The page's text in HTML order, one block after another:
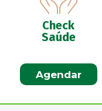
Check
Saúde
Agendar